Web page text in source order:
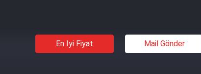
En Iyi Fiyat Mail Gönder